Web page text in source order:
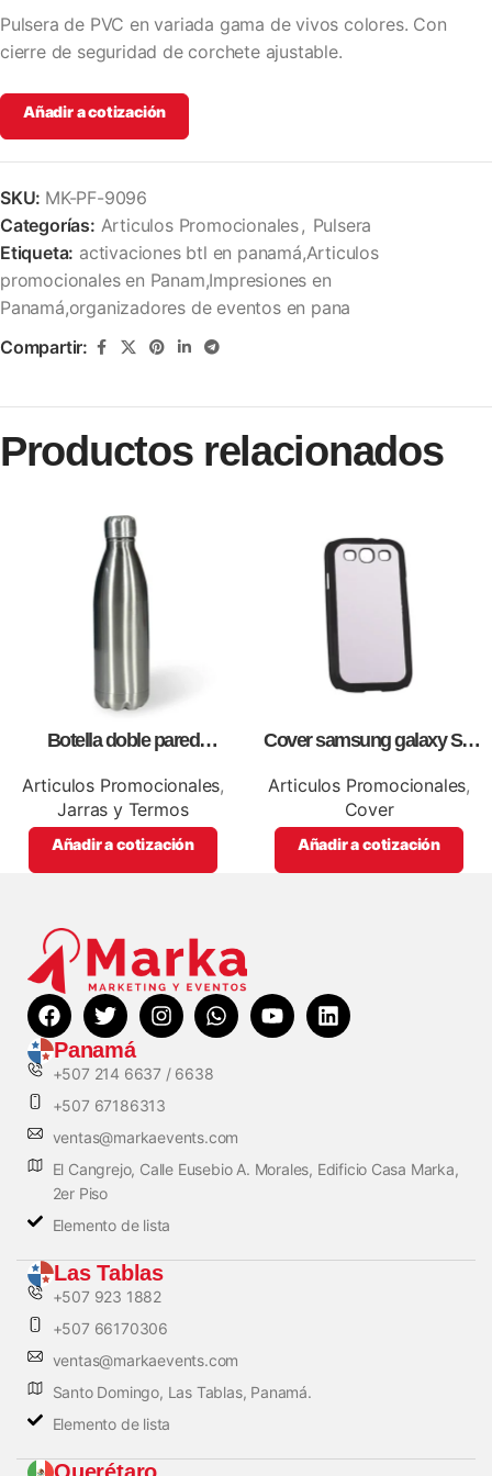
Pulsera de PVC en variada gama de vivos colores. Con
cierre de seguridad de corchete ajustable.
Añadir a cotización
SKU: MK-PF-9096
Categorías: Articulos Promocionales , Pulsera
Etiqueta: activaciones btl en panamá,Articulos
promocionales en Panam,Impresiones en
Panamá,organizadores de eventos en pana
Compartir:
Productos relacionados
Botella doble pared
Articulos Promocionales,
Jarras y Termos
Añadir a cotización
Cover samsung galaxy S3,
full color
Articulos Promocionales,
Cover
Añadir a cotización
Panamá
+507 214 6637 / 6638
+507 67186313
ventas@markaevents.com
El Cangrejo, Calle Eusebio A. Morales, Edificio Casa Marka,
2er Piso
Elemento de lista
Las Tablas
+507 923 1882
+507 66170306
ventas@markaevents.com
Santo Domingo, Las Tablas, Panamá.
Elemento de lista